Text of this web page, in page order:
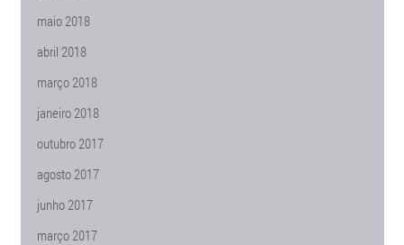
maio 2018
abril 2018
março 2018
janeiro 2018
outubro 2017
agosto 2017
junho 2017
março 2017